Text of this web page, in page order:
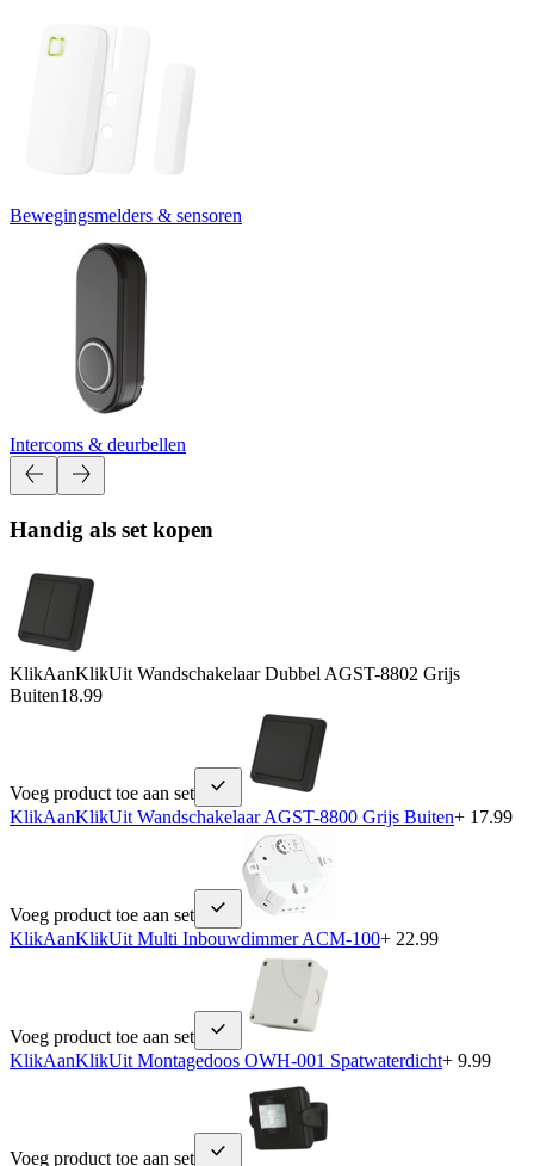
Bewegingsmelders & sensoren
Intercoms & deurbellen
Handig als set kopen
KlikAanKlikUit Wandschakelaar Dubbel AGST-8802 Grijs
Buiten18.99
Voeg product toe aan set
KlikAanKlikUit Wandschakelaar AGST-8800 Grijs Buiten+ 17.99
Voeg product toe aan set
KlikAanKlikUit Multi Inbouwdimmer ACM-100+ 22.99
Voeg product toe aan set
KlikAanKlikUit Montagedoos OWH-001 Spatwaterdicht+ 9.99
Voeg product toe aan set